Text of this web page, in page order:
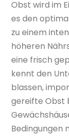
Obst wird im
es den
zu einem
höheren
eine frisch
kennt den
blassen,
gereifte Obst
Bedingungen